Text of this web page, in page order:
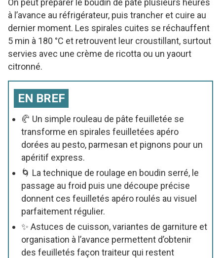
On peut préparer le boudin de pâte plusieurs heures
à l’avance au réfrigérateur, puis trancher et cuire au
dernier moment. Les spirales cuites se réchauffent
5 min à 180 °C et retrouvent leur croustillant, surtout
servies avec une crème de ricotta ou un yaourt
citronné.
EN BREF
🥐 Un simple rouleau de pâte feuilletée se
transforme en spirales feuilletées apéro
dorées au pesto, parmesan et pignons pour un
apéritif express.
🌀 La technique de roulage en boudin serré, le
passage au froid puis une découpe précise
donnent ces feuilletés apéro roulés au visuel
parfaitement régulier.
✨ Astuces de cuisson, variantes de garniture et
organisation à l’avance permettent d’obtenir
des feuilletés façon traiteur qui restent